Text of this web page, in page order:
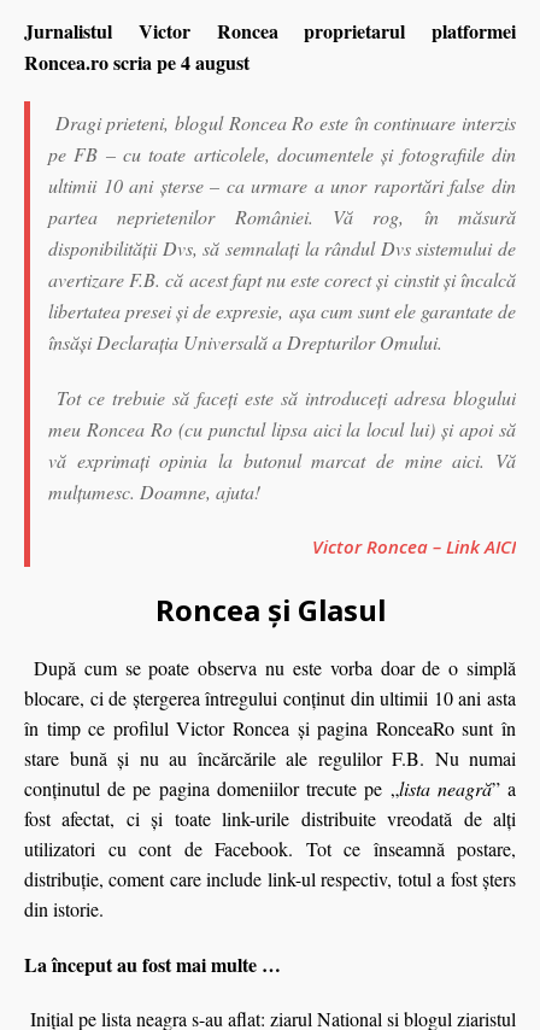
Jurnalistul Victor Roncea proprietarul platformei
Roncea.ro scria pe 4 august
Dragi prieteni, blogul Roncea Ro este în continuare interzis
pe FB – cu toate articolele, documentele şi fotografiile din
ultimii 10 ani şterse – ca urmare a unor raportări false din
partea neprietenilor României. Vă rog, în măsură
disponibilităţii Dvs, să semnalaţi la rândul Dvs sistemului de
avertizare F.B. că acest fapt nu este corect şi cinstit şi încalcă
libertatea presei şi de expresie, aşa cum sunt ele garantate de
însăşi Declaraţia Universală a Drepturilor Omului.
Tot ce trebuie să faceţi este să introduceţi adresa blogului
meu Roncea Ro (cu punctul lipsa aici la locul lui) şi apoi să
vă exprimaţi opinia la butonul marcat de mine aici. Vă
mulţumesc. Doamne, ajuta!
Victor Roncea – Link AICI
Roncea și Glasul
După cum se poate observa nu este vorba doar de o simplă
blocare, ci de ştergerea întregului conţinut din ultimii 10 ani asta
în timp ce profilul Victor Roncea şi pagina RonceaRo sunt în
stare bună şi nu au încărcările ale regulilor F.B. Nu numai
conţinutul de pe pagina domeniilor trecute pe „lista neagră” a
fost afectat, ci şi toate link-urile distribuite vreodată de alţi
utilizatori cu cont de Facebook. Tot ce înseamnă postare,
distribuţie, coment care include link-ul respectiv, totul a fost șters
din istorie.
La început au fost mai multe …
Inițial pe lista neagra s-au aflat: ziarul National si blogul ziaristul